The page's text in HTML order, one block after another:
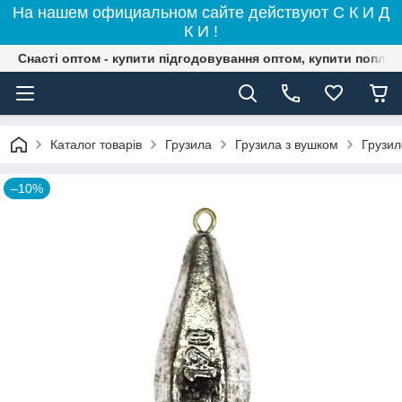
На нашем официальном сайте действуют С К И Д
К И !
Снасті оптом - купити підгодовування оптом, купити
Каталог товарів Грузила Грузила з вушком
–10%